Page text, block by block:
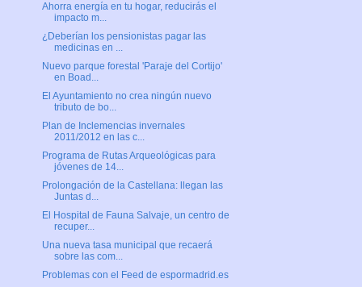
Ahorra energía en tu hogar, reducirás el
impacto m...
¿Deberían los pensionistas pagar las
medicinas en ...
Nuevo parque forestal 'Paraje del Cortijo'
en Boad...
El Ayuntamiento no crea ningún nuevo
tributo de bo...
Plan de Inclemencias invernales
2011/2012 en las c...
Programa de Rutas Arqueológicas para
jóvenes de 14...
Prolongación de la Castellana: llegan las
Juntas d...
El Hospital de Fauna Salvaje, un centro de
recuper...
Una nueva tasa municipal que recaerá
sobre las com...
Problemas con el Feed de espormadrid.es